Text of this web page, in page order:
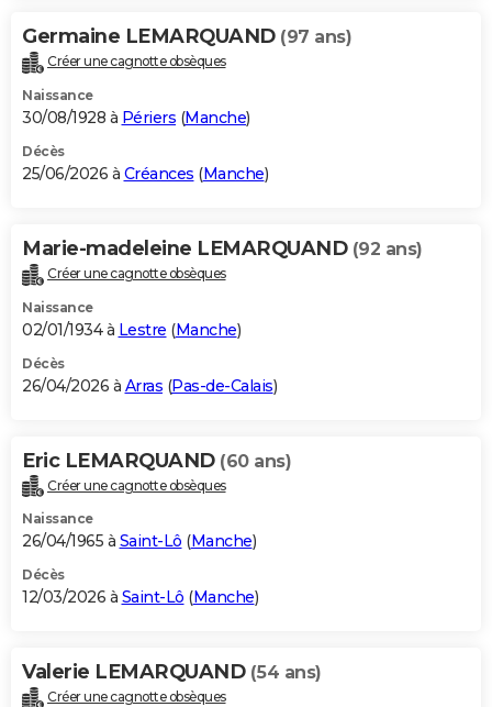
Bricolage
Lifestyle
Culture
Sport
Auto
Television
Voyage
Cinema
Germaine LEMARQUAND (97 ans)
Créer une cagnotte obsèques
Naissance
30/08/1928 à Périers (Manche)
Décès
25/06/2026 à Créances (Manche)
Marie-madeleine LEMARQUAND (92 ans)
Créer une cagnotte obsèques
Naissance
02/01/1934 à Lestre (Manche)
Décès
26/04/2026 à Arras (Pas-de-Calais)
Eric LEMARQUAND (60 ans)
Créer une cagnotte obsèques
Naissance
26/04/1965 à Saint-Lô (Manche)
Décès
12/03/2026 à Saint-Lô (Manche)
Valerie LEMARQUAND (54 ans)
Créer une cagnotte obsèques